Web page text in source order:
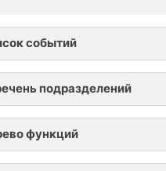
событий
подразделений
функций